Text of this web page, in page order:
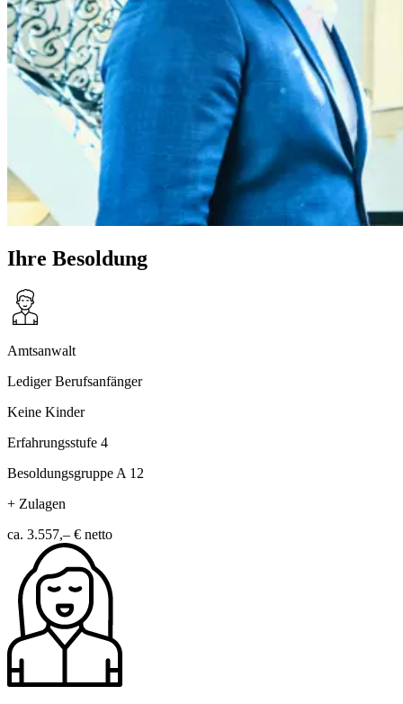
Ihre Besoldung
Amtsanwalt
Lediger Berufsanfänger
Keine Kinder
Erfahrungsstufe 4
Besoldungsgruppe A 12
+ Zulagen
ca. 3.557,– € netto